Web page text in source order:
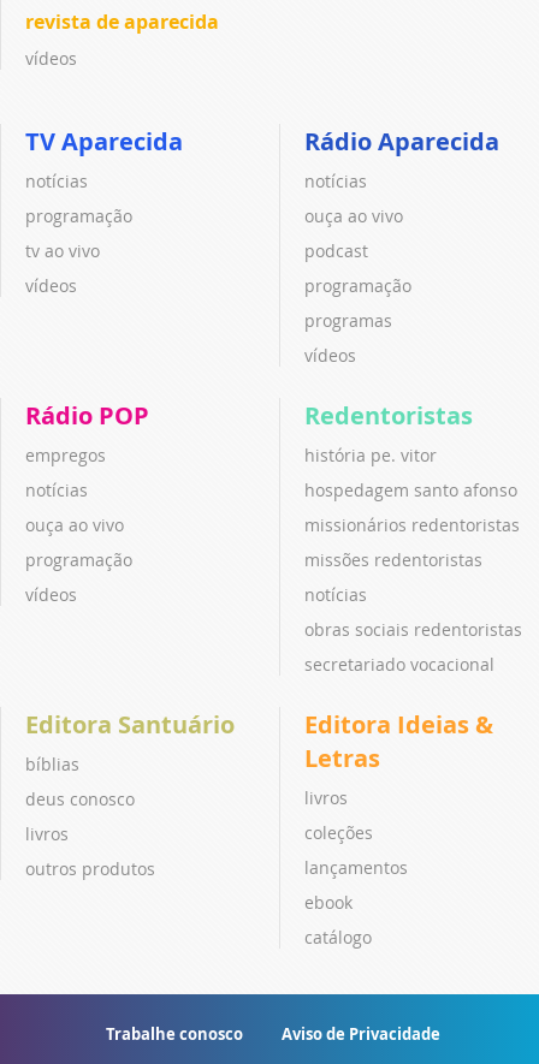
revista de aparecida
vídeos
TV Aparecida
notícias
programação
tv ao vivo
vídeos
Rádio Aparecida
notícias
ouça ao vivo
podcast
programação
programas
vídeos
Rádio POP
empregos
notícias
ouça ao vivo
programação
vídeos
Redentoristas
história pe. vitor
hospedagem santo afonso
missionários redentoristas
missões redentoristas
notícias
obras sociais redentoristas
secretariado vocacional
Editora Santuário
bíblias
deus conosco
livros
outros produtos
Editora Ideias &
Letras
livros
coleções
lançamentos
ebook
catálogo
Trabalhe conosco Aviso de Privacidade